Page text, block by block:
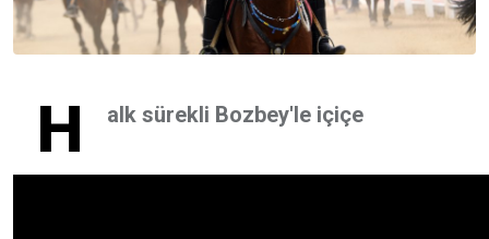
H alk sürekli Bozbey'le içiçe